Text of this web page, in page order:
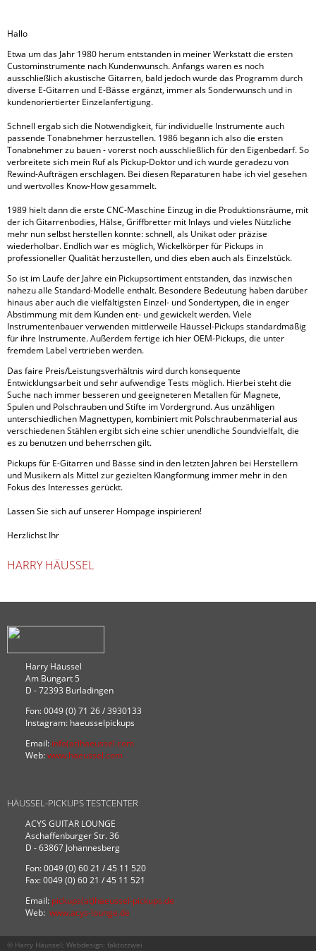
Hallo
Etwa um das Jahr 1980 herum entstanden in meiner Werkstatt die ersten
Custominstrumente nach Kundenwunsch. Anfangs waren es noch
ausschließlich akustische Gitarren, bald jedoch wurde das Programm durch
diverse E-Gitarren und E-Bässe ergänzt, immer als Sonderwunsch und in
kundenoriertierter Einzelanfertigung.
Schnell ergab sich die Notwendigkeit, für individuelle Instrumente auch
passende Tonabnehmer herzustellen. 1986 begann ich also die ersten
Tonabnehmer zu bauen - vorerst noch ausschließlich für den Eigenbedarf. So
verbreitete sich mein Ruf als Pickup-Doktor und ich wurde geradezu von
Rewind-Aufträgen erschlagen. Bei diesen Reparaturen habe ich viel gesehen
und wertvolles Know-How gesammelt.
1989 hielt dann die erste CNC-Maschine Einzug in die Produktionsräume, mit
der ich Gitarrenbodies, Hälse, Griffbretter mit Inlays und vieles Nützliche
mehr nun selbst herstellen konnte: schnell, als Unikat oder präzise
wiederholbar. Endlich war es möglich, Wickelkörper für Pickups in
professioneller Qualität herzustellen, und dies eben auch als Einzelstück.
So ist im Laufe der Jahre ein Pickupsortiment entstanden, das inzwischen
nahezu alle Standard-Modelle enthält. Besondere Bedeutung haben darüber
hinaus aber auch die vielfältigsten Einzel- und Sondertypen, die in enger
Abstimmung mit dem Kunden ent- und gewickelt werden. Viele
Instrumentenbauer verwenden mittlerweile Häussel-Pickups standardmäßig
für ihre Instrumente. Außerdem fertige ich hier OEM-Pickups, die unter
fremdem Label vertrieben werden.
Das faire Preis/Leistungsverhältnis wird durch konsequente
Entwicklungsarbeit und sehr aufwendige Tests möglich. Hierbei steht die
Suche nach immer besseren und geeigneteren Metallen für Magnete,
Spulen und Polschrauben und Stifte im Vordergrund. Aus unzähligen
unterschiedlichen Magnettypen, kombiniert mit Polschraubenmaterial aus
verschiedenen Stählen ergibt sich eine schier unendliche Soundvielfalt, die
es zu benutzen und beherrschen gilt.
Pickups für E-Gitarren und Bässe sind in den letzten Jahren bei Herstellern
und Musikern als Mittel zur gezielten Klangformung immer mehr in den
Fokus des Interesses gerückt.
Lassen Sie sich auf unserer Hompage inspirieren!
Herzlichst Ihr
HARRY HÄUSSEL
Harry Häussel
Am Bungart 5
D - 72393 Burladingen
Fon: 0049 (0) 71 26 / 3930133
Instagram: haeusselpickups
Email: info(at)haeussel.com
Web:www.haeussel.com
HÄUSSEL-PICKUPS TESTCENTER
ACYS GUITAR LOUNGE
Aschaffenburger Str. 36
D - 63867 Johannesberg
Fon: 0049 (0) 60 21 / 45 11 520
Fax: 0049 (0) 60 21 / 45 11 521
Email: pickups(at)haeussel-pickups.de
Web: www.acys-lounge.de
© Harry Häussel; Webdesign: faktorzwei